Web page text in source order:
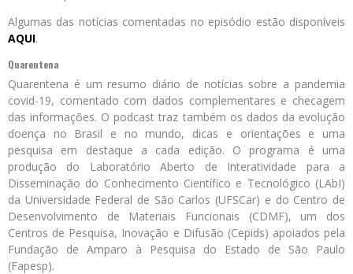
Algumas das notícias comentadas no episódio estão disponíveis
AQUI.
Quarentena
Quarentena é um resumo diário de notícias sobre a pandemia
covid-19, comentado com dados complementares e checagem
das informações. O podcast traz também os dados da evolução
doença no Brasil e no mundo, dicas e orientações e uma
pesquisa em destaque a cada edição. O programa é uma
produção do Laboratório Aberto de Interatividade para a
Disseminação do Conhecimento Científico e Tecnológico (LAbI)
da Universidade Federal de São Carlos (UFSCar) e do Centro de
Desenvolvimento de Materiais Funcionais (CDMF), um dos
Centros de Pesquisa, Inovação e Difusão (Cepids) apoiados pela
Fundação de Amparo à Pesquisa do Estado de São Paulo
(Fapesp).